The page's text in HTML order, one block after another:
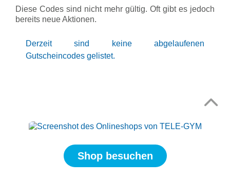
Diese Codes sind nicht mehr gültig. Oft gibt es jedoch
bereits neue Aktionen.
Derzeit sind keine abgelaufenen
Gutscheincodes gelistet.
Shop besuchen